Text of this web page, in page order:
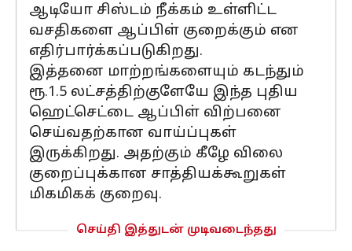
ஆடியோ சிஸ்டம் நீக்கம் உள்ளிட்ட
வசதிகளை ஆப்பிள் குறைக்கும் என
எதிர்பார்க்கப்படுகிறது.
இத்தனை மாற்றங்களையும் கடந்தும்
ரூ.1.5 லட்சத்திற்குளேயே இந்த புதிய
ஹெட்செட்டை ஆப்பிள் விற்பனை
செய்வதற்கான வாய்ப்புகள்
இருக்கிறது. அதற்கும் கீழே விலை
குறைப்புக்கான சாத்தியக்கூறுகள்
மிகமிகக் குறைவு.
செய்தி இத்துடன் முடிவடைந்தது